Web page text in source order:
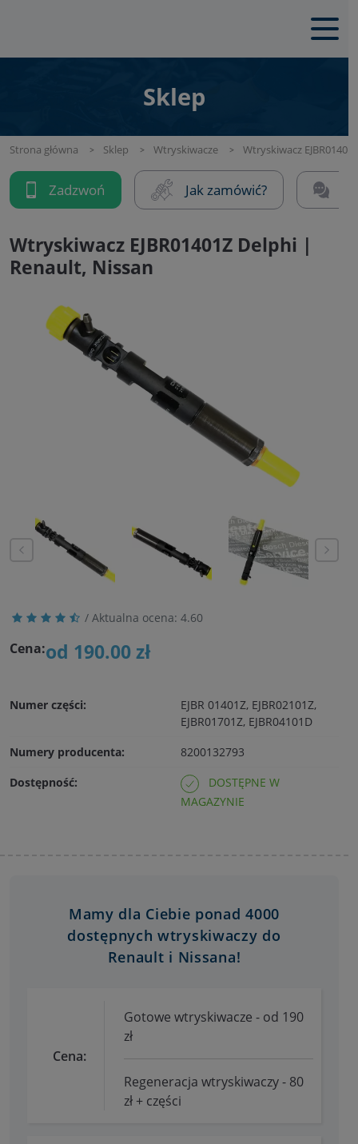
Sklep
Strona główna Sklep Wtryskiwacze Wtryskiwacz
Zadzwoń Jak zamówić?
Wtryskiwacz EJBR01401Z Delphi |
Renault, Nissan
/ Aktualna ocena: 4.60
Cena:od 190.00 zł
Numer części:
EJBR 01401Z, EJBR02101Z,
EJBR01701Z, EJBR04101D
Numery producenta:
8200132793
Dostępność:
DOSTĘPNE W
MAGAZYNIE
Mamy dla Ciebie ponad 4000
dostępnych wtryskiwaczy do
Renault i Nissana!
Cena:
Gotowe wtryskiwacze - od 190
zł
Regeneracja wtryskiwaczy - 80
zł + części